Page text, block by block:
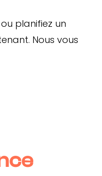
ou planifiez un
Nous vous